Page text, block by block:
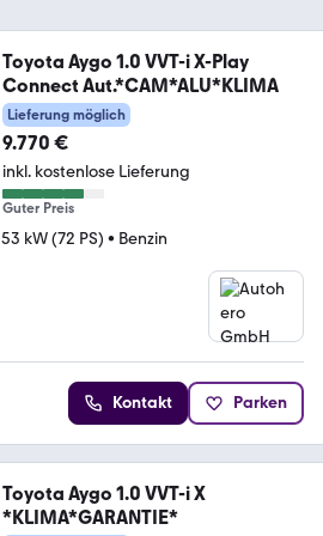
Toyota Aygo 1.0 VVT-i X-Play
Connect Aut.*CAM*ALU*KLIMA
Lieferung möglich
9.770 €
inkl. kostenlose Lieferung
Guter Preis
53 kW (72 PS) • Benzin
Kontakt Parken
Toyota Aygo 1.0 VVT-i X
*KLIMA*GARANTIE*